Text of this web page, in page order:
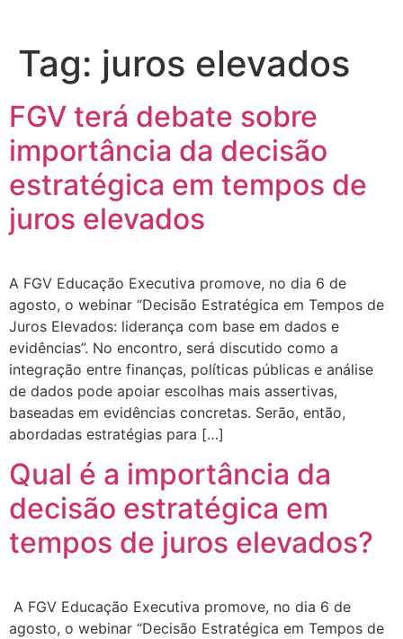
Tag: juros elevados
FGV terá debate sobre
importância da decisão
estratégica em tempos de
juros elevados
A FGV Educação Executiva promove, no dia 6 de
agosto, o webinar “Decisão Estratégica em Tempos de
Juros Elevados: liderança com base em dados e
evidências”. No encontro, será discutido como a
integração entre finanças, políticas públicas e análise
de dados pode apoiar escolhas mais assertivas,
baseadas em evidências concretas. Serão, então,
abordadas estratégias para […]
Qual é a importância da
decisão estratégica em
tempos de juros elevados?
A FGV Educação Executiva promove, no dia 6 de
agosto, o webinar “Decisão Estratégica em Tempos de